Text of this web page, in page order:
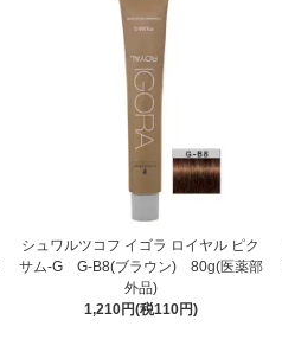
シュワルツコフ イゴラ ロイヤル ピク
サム-G G-B8(ブラウン) 80g(医薬部
外品)
1,210円(税110円)